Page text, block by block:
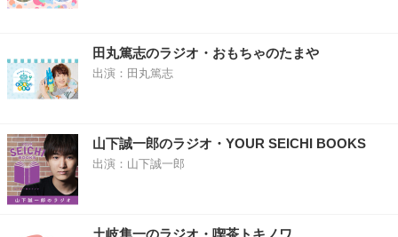
田丸篤志のラジオ・おもちゃのたまや
出演：田丸篤志
山下誠一郎のラジオ・YOUR SEICHI BOOKS
出演：山下誠一郎
土岐隼一のラジオ・喫茶トキノワ